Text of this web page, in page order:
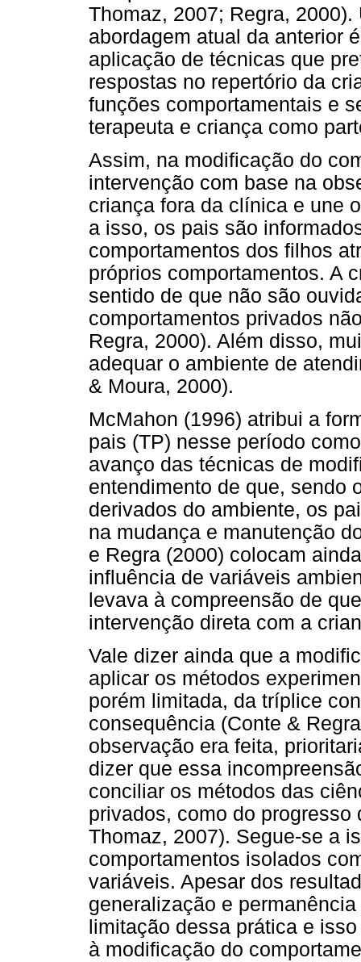
Thomaz, 2007; Regra,
abordagem atual da anterior
aplicação de técnicas que
respostas no repertório da
funções comportamentais e
terapeuta e criança como
Assim, na modificação do
intervenção com base na
criança fora da clínica e une
a isso, os pais são
comportamentos dos filhos
próprios comportamentos. A
sentido de que não são
comportamentos privados
Regra, 2000). Além disso,
adequar o ambiente de
& Moura, 2000).
McMahon (1996) atribui a
pais (TP) nesse período
avanço das técnicas de
entendimento de que, sendo
derivados do ambiente, os
na mudança e manutenção
e Regra (2000) colocam
influência de variáveis
levava à compreensão de
intervenção direta com a
Vale dizer ainda que a
aplicar os métodos
porém limitada, da tríplice
consequência (Conte &
observação era feita,
dizer que essa
conciliar os métodos das
privados, como do
Thomaz, 2007). Segue-se a
comportamentos isolados
variáveis. Apesar dos
generalização e
limitação dessa prática e
à modificação do